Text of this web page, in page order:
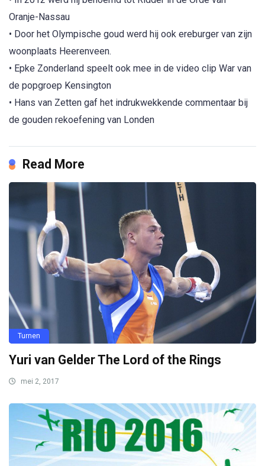
Oranje-Nassau
• Door het Olympische goud werd hij ook ereburger van zijn
woonplaats Heerenveen.
• Epke Zonderland speelt ook mee in de video clip War van
de popgroep Kensington
• Hans van Zetten gaf het indrukwekkende commentaar bij
de gouden rekoefening van Londen
Read More
Turnen
Yuri van Gelder The Lord of the Rings
mei 2, 2017